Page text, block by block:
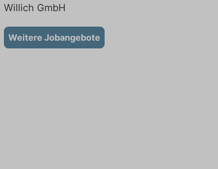
Willich GmbH
Weitere Jobangebote